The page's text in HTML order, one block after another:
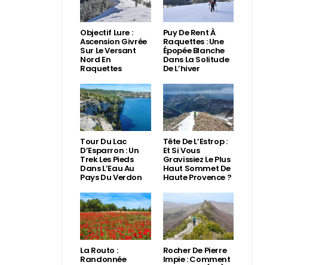
Objectif Lure :
Ascension Givrée
Sur Le Versant
Nord En
Raquettes
Puy De Rent À
Raquettes : Une
Épopée Blanche
Dans La Solitude
De L’hiver
Tour Du Lac
D’Esparron : Un
Trek Les Pieds
Dans L’Eau Au
Pays Du Verdon
Tête De L’Estrop :
Et Si Vous
Gravissiez Le Plus
Haut Sommet De
Haute Provence ?
La Routo :
Randonnée
Rocher De Pierre
Impie : Comment